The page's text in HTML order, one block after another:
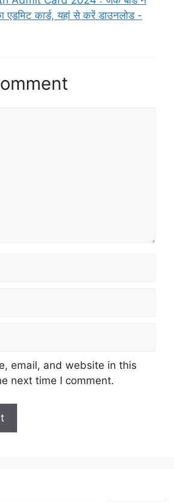
एडमिट कार्ड, यहां से करें डाउनलोड -
email, and website in this
next time I comment.